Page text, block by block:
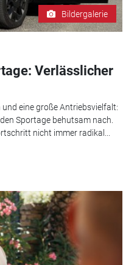
Bildergalerie
Verlässlicher
eine große Antriebsvielfalt:
Sportage behutsam nach.
nicht immer radikal...